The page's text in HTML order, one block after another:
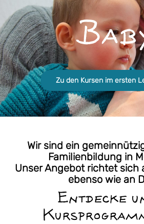
Zu den Kursen im ersten
Wir sind ein
Familienbildung in
Unser Angebot richtet sich
ebenso wie an
Entdecke